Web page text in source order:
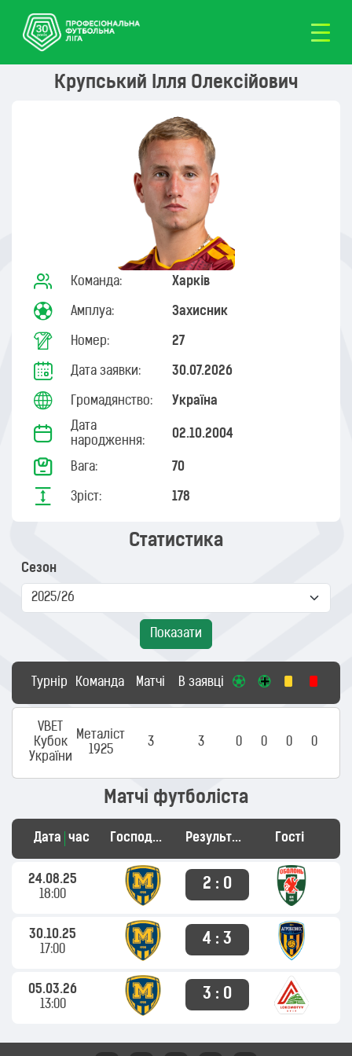
Крупський Ілля Олексійович
Команда: Харків
Амплуа: Захисник
Номер: 27
Дата заявки: 30.07.2026
Громадянство: Україна
Дата
народження:
02.10.2004
Вага: 70
Зріст: 178
Статистика
Сезон
Показати
Турнір Команда Матчі В заявці
VBET
Кубок
України
Металіст
1925
3 3 0 0 0 0
Матчі футболіста
Дата час Господарі Результат Гості
24.08.25
18:00
2 : 0
30.10.25
17:00
4 : 3
05.03.26
13:00
3 : 0